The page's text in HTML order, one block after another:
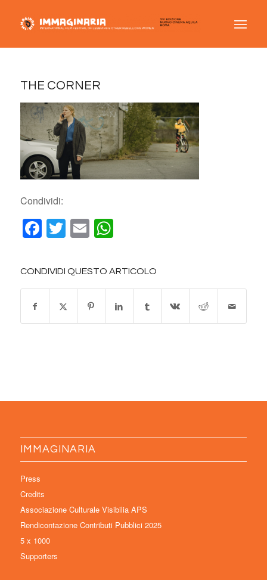
THE CORNER
Condividi:
Facebook
Twitter
EmailWhatsApp
CONDIVIDI QUESTO ARTICOLO
IMMAGINARIA
Press
Credits
Associazione Culturale Visibilia APS
Rendicontazione Contributi Pubblici 2025
5 x 1000
Supporters